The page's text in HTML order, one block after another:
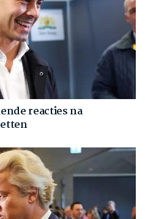
reacties na